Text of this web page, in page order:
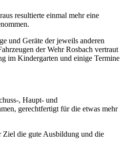
resultierte einmal mehr eine
und Geräte der jeweils anderen
der Wehr Rosbach vertraut
im Kindergarten und einige Termine
, Haupt- und
gerechtfertigt für die etwas mehr
Ziel die gute Ausbildung und die